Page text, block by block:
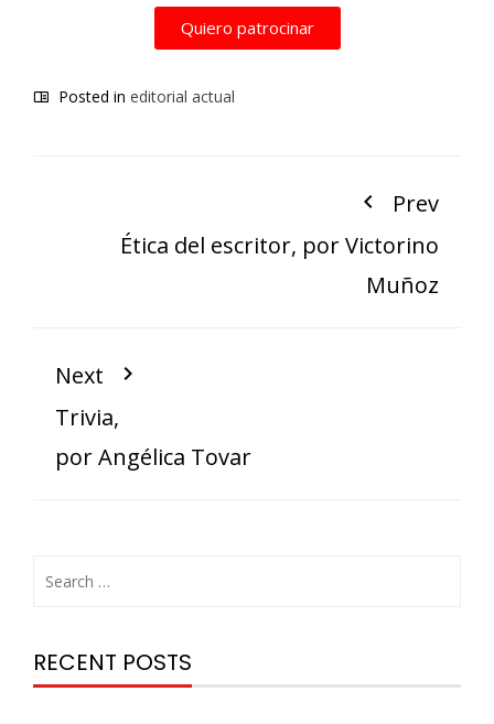
Quiero patrocinar
Posted in editorial actual
Prev
Ética del escritor, por Victorino
Muñoz
Next
Trivia,
por Angélica Tovar
RECENT POSTS